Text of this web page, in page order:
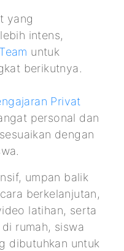
yang
intens,
untuk
berikutnya.
Privat
personal dan
dengan
umpan balik
berkelanjutan,
latihan, serta
rumah, siswa
dibutuhkan untuk